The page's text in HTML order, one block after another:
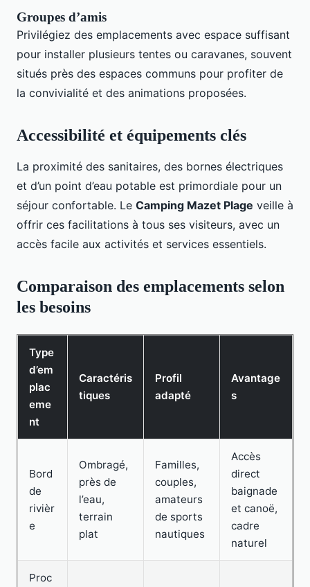
Groupes d’amis
Privilégiez des emplacements avec espace suffisant
pour installer plusieurs tentes ou caravanes, souvent
situés près des espaces communs pour profiter de
la convivialité et des animations proposées.
Accessibilité et équipements clés
La proximité des sanitaires, des bornes électriques
et d’un point d’eau potable est primordiale pour un
séjour confortable. Le Camping Mazet Plage veille à
offrir ces facilitations à tous ses visiteurs, avec un
accès facile aux activités et services essentiels.
Comparaison des emplacements selon
les besoins
Type
d’em
plac
eme
nt
Caractéris
tiques
Profil
adapté
Avantage
s
Bord
de
rivièr
e
Ombragé,
près de
l’eau,
terrain
plat
Familles,
couples,
amateurs
de sports
nautiques
Accès
direct
baignade
et canoë,
cadre
naturel
Proc